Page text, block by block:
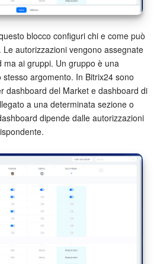
blocco configuri chi e come può
autorizzazioni vengono assegnate
ma ai gruppi. Un gruppo è una
argomento. In Bitrix24 sono
dashboard del Market e dashboard di
a una determinata sezione o
dipende dalle autorizzazioni